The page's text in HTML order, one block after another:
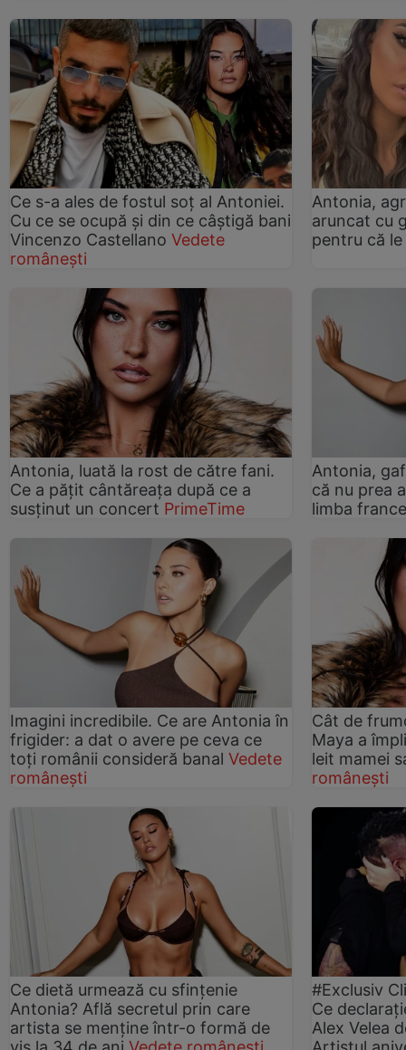
Ce s-a ales de fostul soț al Antoniei.
Cu ce se ocupă și din ce câștigă bani
Vincenzo Castellano Vedete
românești
Antonia,
aruncat cu
pentru că le
Antonia, luată la rost de către fani.
Ce a pățit cântăreața după ce a
susținut un concert PrimeTime
Antonia,
că nu prea
limba
Imagini incredibile. Ce are Antonia în
frigider: a dat o avere pe ceva ce
toți românii consideră banal Vedete
românești
Cât de
Maya a
leit mamei
românești
Ce dietă urmează cu sfințenie
Antonia? Află secretul prin care
artista se menține într-o formă de
#Exclusiv
Ce
Alex Velea